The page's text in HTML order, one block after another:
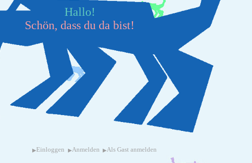
Hallo!
Schön, dass du da bist!
▸ Einloggen ▸Anmelden ▸Als Gast anmelden